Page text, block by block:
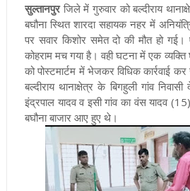
सुल्तानपुरजिले में गुरुवार को बल्दीराय
बघौना स्थित शारदा सहायक नहर में
पर सवार किशोर समेत दो की मौत हो
कोहराम मच गया है। वही घटना में एक
को पोस्टमार्टम में भेजकर विधिक कार्रवाई
बल्दीराय थानाक्षेत्र के बिगहुली गांव
इंद्रपाल यादव व इसी गांव का वंस यादव
बघौना बाजार आए हुए थे।